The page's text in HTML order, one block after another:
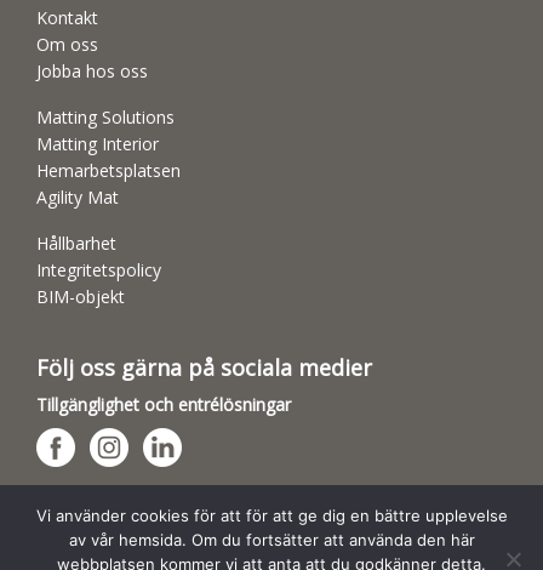
Kontakt
Om oss
Jobba hos oss
Matting Solutions
Matting Interior
Hemarbetsplatsen
Agility Mat
Hållbarhet
Integritetspolicy
BIM-objekt
Följ oss gärna på sociala medier
Tillgänglighet och entrélösningar
Hundsporthallar
Vi använder cookies för att för att ge dig en bättre upplevelse
av vår hemsida. Om du fortsätter att använda den här
webbplatsen kommer vi att anta att du godkänner detta.